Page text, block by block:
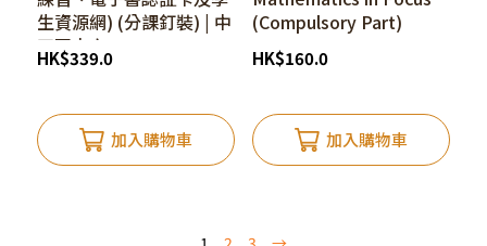
生資源網) (分課釘裝) | 中
四至中六
HK$339.0
加入購物車
(Compulsory Part)
HKDSE 360 Exam
Preparation Book l S4-
HK$160.0
加入購物車